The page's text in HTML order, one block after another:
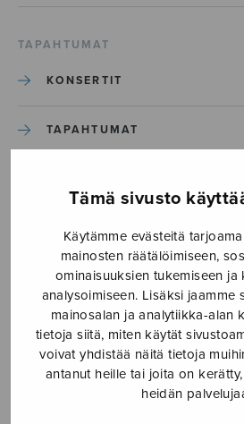
Tämä sivusto
Käytämme evästeitä
mainosten räätälöimiseen,
ominaisuuksien tukemiseen ja
analysoimiseen. Lisäksi jaamme
mainosalan ja analytiikka-alan
tietoja siitä, miten käytät
voivat yhdistää näitä tietoja
antanut heille tai joita on
heidän
TAPAHTUMAT
KONSERTIT
TAPAHTUMAT
Etusivu › Media › Haec dies
Haec dies
31.3.2017